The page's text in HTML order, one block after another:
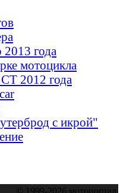
года
мотоцикла
2012 года
с икрой"